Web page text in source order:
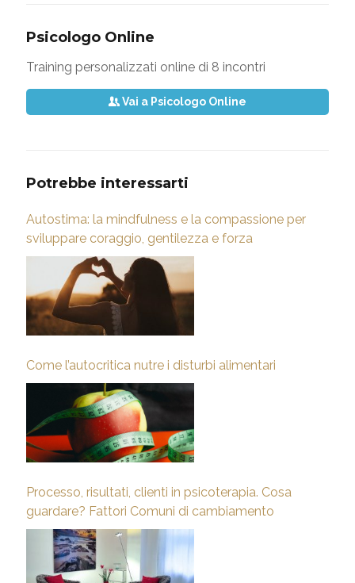
Psicologo Online
Training personalizzati online di 8 incontri
Vai a Psicologo Online
Potrebbe interessarti
Autostima: la mindfulness e la compassione per
sviluppare coraggio, gentilezza e forza
Come l’autocritica nutre i disturbi alimentari
Processo, risultati, clienti in psicoterapia. Cosa
guardare? Fattori Comuni di cambiamento